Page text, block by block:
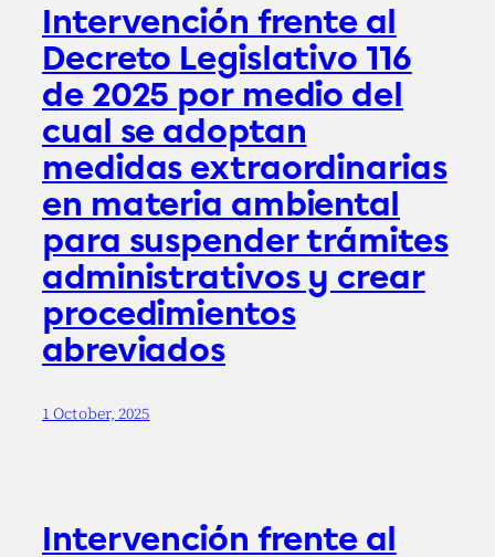
Intervención frente al
Decreto Legislativo 116
de 2025 por medio del
cual se adoptan
medidas extraordinarias
en materia ambiental
para suspender trámites
administrativos y crear
procedimientos
abreviados
1 October, 2025
Intervención frente al